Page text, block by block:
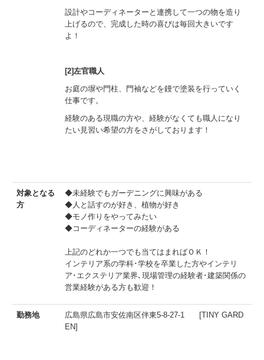
設計やコーディネーターと連携して一つの物を造り
上げるので、完成した時の喜びは毎回大きいです
よ！
[2]左官職人
お庭の塀や門柱、門袖などを鏝で塗装を行っていく
仕事です。
経験のある現職の方や、経験がなくても職人になり
たい見習い希望の方をさがしております！
対象となる
方
◆未経験でもガーデニングに興味がある
◆人と話すのが好き、植物が好き
◆モノ作りをやってみたい
◆コーディネーターの経験がある
上記のどれか一つでも当てはまればＯＫ！
インテリア系の学科･学校を卒業した方やインテリ
ア･エクステリア業界､現場管理の経験者･建築関係の
営業経験がある方も歓迎！
勤務地
広島県広島市安佐南区伴東5-8-27-1 [TINY GARD
EN]